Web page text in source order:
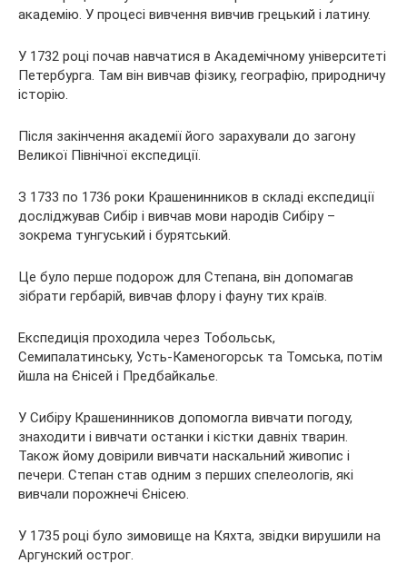
академію. У процесі вивчення вивчив грецький і латину.
У 1732 році почав навчатися в Академічному університеті
Петербурга. Там він вивчав фізику, географію, природничу
історію.
Після закінчення академії його зарахували до загону
Великої Північної експедиції.
З 1733 по 1736 роки Крашенинников в складі експедиції
досліджував Сибір і вивчав мови народів Сибіру –
зокрема тунгуський і бурятський.
Це було перше подорож для Степана, він допомагав
зібрати гербарій, вивчав флору і фауну тих країв.
Експедиція проходила через Тобольськ,
Семипалатинську, Усть-Каменогорськ та Томська, потім
йшла на Єнісей і Предбайкалье.
У Сибіру Крашенинников допомогла вивчати погоду,
знаходити і вивчати останки і кістки давніх тварин.
Також йому довірили вивчати наскальний живопис і
печери. Степан став одним з перших спелеологів, які
вивчали порожнечі Єнісею.
У 1735 році було зимовище на Кяхта, звідки вирушили на
Аргунский острог.